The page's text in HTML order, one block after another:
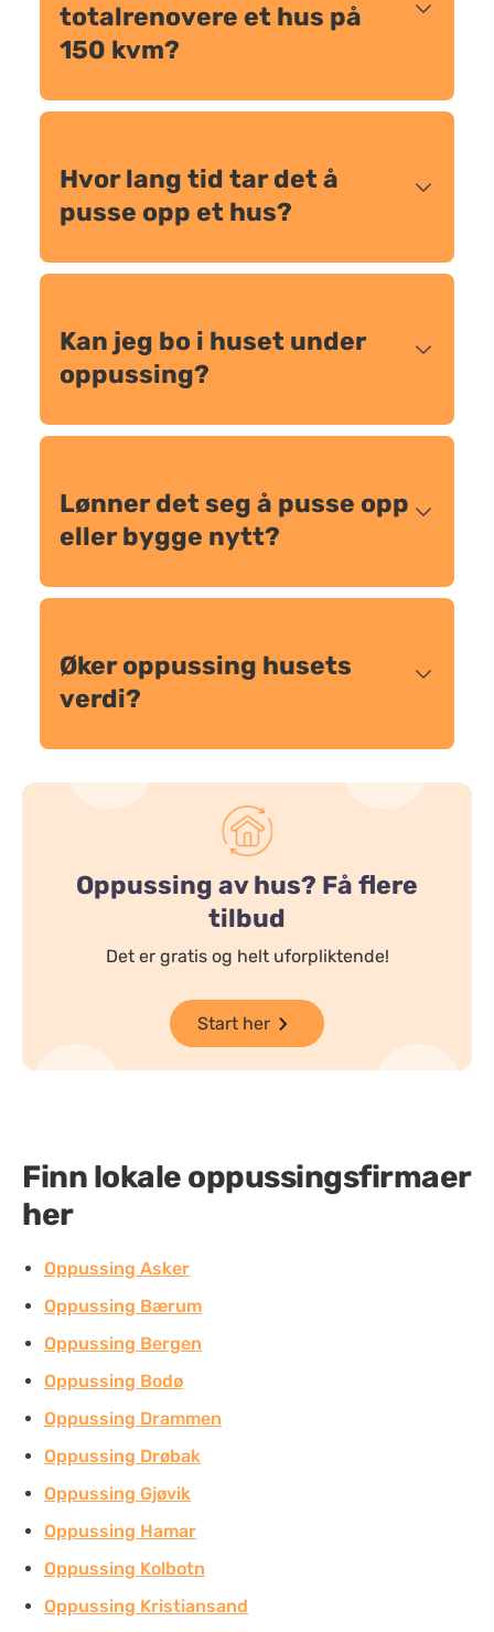
totalrenovere et hus på
150 kvm?
Hvor lang tid tar det å
pusse opp et hus?
Kan jeg bo i huset under
oppussing?
Lønner det seg å pusse opp
eller bygge nytt?
Øker oppussing husets
verdi?
Oppussing av hus? Få flere
tilbud
Det er gratis og helt uforpliktende!
Start her
Finn lokale oppussingsfirmaer
her
Oppussing Asker
Oppussing Bærum
Oppussing Bergen
Oppussing Bodø
Oppussing Drammen
Oppussing Drøbak
Oppussing Gjøvik
Oppussing Hamar
Oppussing Kolbotn
Oppussing Kristiansand